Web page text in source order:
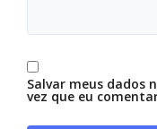
Salvar meus dados
vez que eu